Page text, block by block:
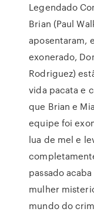
Legendado
Brian (Paul
aposentaram,
exonerado,
Rodriguez)
vida pacata e
que Brian e
equipe foi
lua de mel e
passado
mulher
mundo do